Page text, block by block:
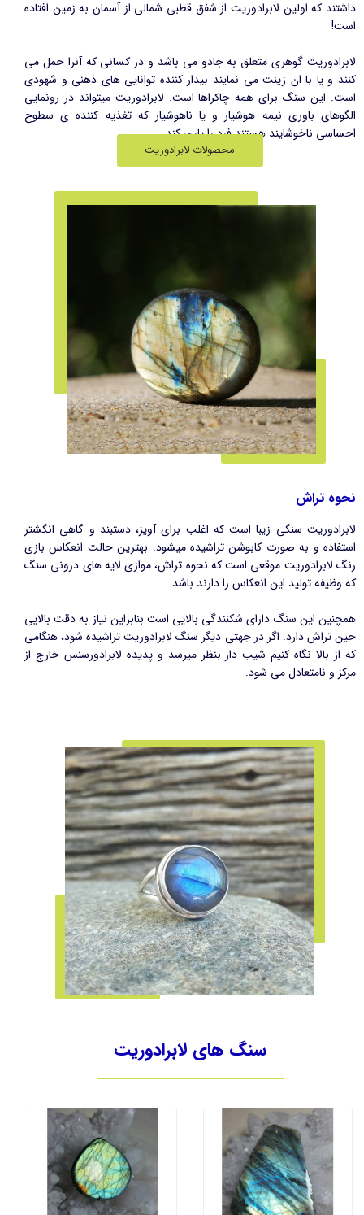
داشتند که اولین لابرادوریت از شفق قطبی شمالی از آسمان به زمین افتاده
است!
لابرادوریت گوهری متعلق به جادو می باشد و در کسانی که آنرا حمل می
کنند و یا با ان زينت می نمایند بیدار کننده توانایی های ذهنی و شهودی
است. این سنگ برای همه چاکراها است. لابرادوریت میتواند در رونمایی
الگوهای باوری نیمه هوشیار و یا ناهوشیار که تغذیه کننده ی سطوح
احساسی ناخوشایند هستند فرد را یاری کند.
محصولات لابرادوریت
نحوه تراش
لابرادوریت سنگی زیبا است که اغلب برای آویز، دستبند و گاهی انگشتر
استفاده و به صورت کابوشن تراشیده میشود. بهترین حالت انعکاس بازی
رنگ لابرادوریت موقعی است که نحوه تراش، موازی لایه های درونی سنگ
که وظیفه تولید این انعکاس را دارند باشد.
​​​​​​​همچنین این سنگ دارای شکنندگی بالایی است بنابراین نیاز به دقت بالایی
حین تراش دارد. اگر در جهتی دیگر سنگ لابرادوریت تراشیده شود، هنگامی
که از بالا نگاه کنیم شیب دار بنظر میرسد و پدیده لابرادورسنس خارج از
مرکز و نامتعادل می شود.
سنگ های لابرادوریت